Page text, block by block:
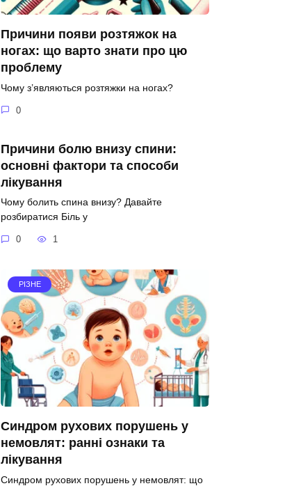
Причини появи розтяжок на
ногах: що варто знати про цю
проблему
Чому з’являються розтяжки на ногах?
0
Причини болю внизу спини:
основні фактори та способи
лікування
Чому болить спина внизу? Давайте
розбиратися Біль у
0 1
РІЗНЕ
Синдром рухових порушень у
немовлят: ранні ознаки та
лікування
Синдром рухових порушень у немовлят: що